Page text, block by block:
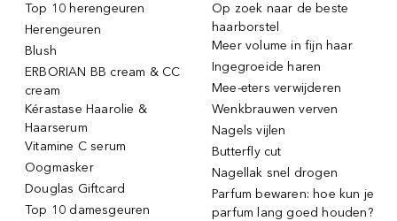
Top 10 herengeuren
Herengeuren
Blush
ERBORIAN BB cream & CC
cream
Kérastase Haarolie &
Haarserum
Vitamine C serum
Oogmasker
Douglas Giftcard
Top 10 damesgeuren
Op zoek naar de beste
haarborstel
Meer volume in fijn haar
Ingegroeide haren
Mee-eters verwijderen
Wenkbrauwen verven
Nagels vijlen
Butterfly cut
Nagellak snel drogen
Parfum bewaren: hoe kun je
parfum lang goed houden?